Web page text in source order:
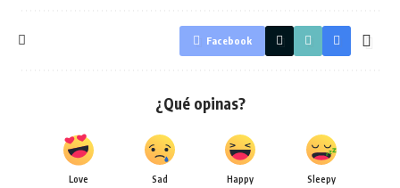
Facebook
¿Qué opinas?
Love Sad Happy Sleepy